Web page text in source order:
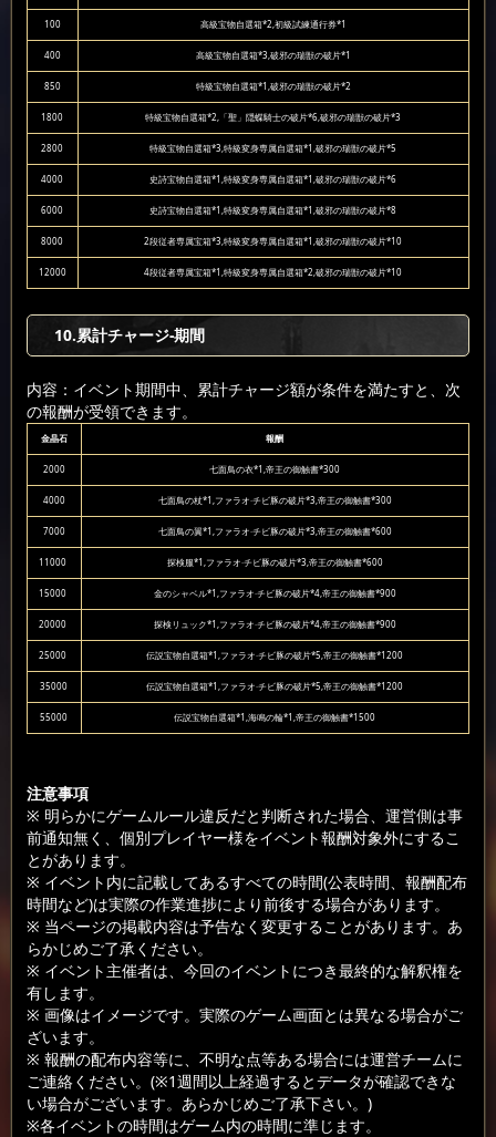
100 高級宝物自選箱*2,初級試練通行券*1
400 高級宝物自選箱*3,破邪の瑞獣の破片*1
850 特級宝物自選箱*1,破邪の瑞獣の破片*2
1800 特級宝物自選箱*2,「聖」隠蝶騎士の破片*6,破邪の瑞獣の破片*3
2800 特級宝物自選箱*3,特級変身専属自選箱*1,破邪の瑞獣の破片*5
4000 史詩宝物自選箱*1,特級変身専属自選箱*1,破邪の瑞獣の破片*6
6000 史詩宝物自選箱*1,特級変身専属自選箱*1,破邪の瑞獣の破片*8
8000 2段従者専属宝箱*3,特級変身専属自選箱*1,破邪の瑞獣の破片*10
12000 4段従者専属宝箱*1,特級変身専属自選箱*2,破邪の瑞獣の破片*10
10.累計チャージ-期間
内容：イベント期間中、累計チャージ額が条件を満たすと、次
の報酬が受領できます。
金晶石 報酬
2000 七面鳥の衣*1,帝王の御触書*300
4000 七面鳥の杖*1,ファラオ·チビ豚の破片*3,帝王の御触書*300
7000 七面鳥の翼*1,ファラオ·チビ豚の破片*3,帝王の御触書*600
11000 探検服*1,ファラオ·チビ豚の破片*3,帝王の御触書*600
15000 金のシャベル*1,ファラオ·チビ豚の破片*4,帝王の御触書*900
20000 探検リュック*1,ファラオ·チビ豚の破片*4,帝王の御触書*900
25000 伝説宝物自選箱*1,ファラオ·チビ豚の破片*5,帝王の御触書*1200
35000 伝説宝物自選箱*1,ファラオ·チビ豚の破片*5,帝王の御触書*1200
55000 伝説宝物自選箱*1,海鳴の輪*1,帝王の御触書*1500
注意事項
※ 明らかにゲームルール違反だと判断された場合、運営側は事
前通知無く、個別プレイヤー様をイベント報酬対象外にするこ
とがあります。
※ イベント内に記載してあるすべての時間(公表時間、報酬配布
時間など)は実際の作業進捗により前後する場合があります。
※ 当ページの掲載内容は予告なく変更することがあります。あ
らかじめご了承ください。
※ イベント主催者は、今回のイベントにつき最終的な解釈権を
有します。
※ 画像はイメージです。実際のゲーム画面とは異なる場合がご
ざいます。
※ 報酬の配布内容等に、不明な点等ある場合には運営チームに
ご連絡ください。(※1週間以上経過するとデータが確認できな
い場合がございます。あらかじめご了承下さい。)
※各イベントの時間はゲーム内の時間に準じます。